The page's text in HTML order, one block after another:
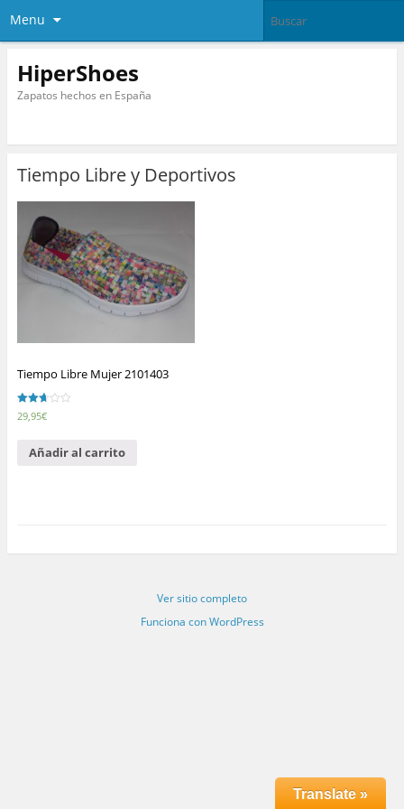
Menu
HiperShoes
Zapatos hechos en España
Tiempo Libre y Deportivos
Tiempo Libre Mujer 2101403
2.62
sobr
29,95€
Añadir al carrito
Ver sitio completo
Funciona con WordPress
Translate »